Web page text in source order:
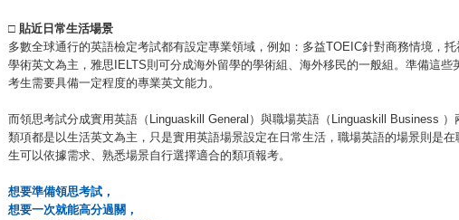
□ 貼近日常生活場景
多數全球通行的英語檢定考試都有設定專業領域，例如：多益TOEIC針對商務情境，托
學術英文為主，雅思IELTS則可分成海外留學的學術組、海外移民的一般組。準備這些
考生需要具備一定程度的專業英文能力。
而領思考試分成實用英語（Linguaskill General）與職場英語（Linguaskill Business ）
類項都是以生活英文為主，只是實用英語場景設定在日常生活，職場英語的場景則是在
生可以依據需求、熟悉場景自行選擇適合的類項報考。
想要準備領思考試，
想要一次就能高分過關，